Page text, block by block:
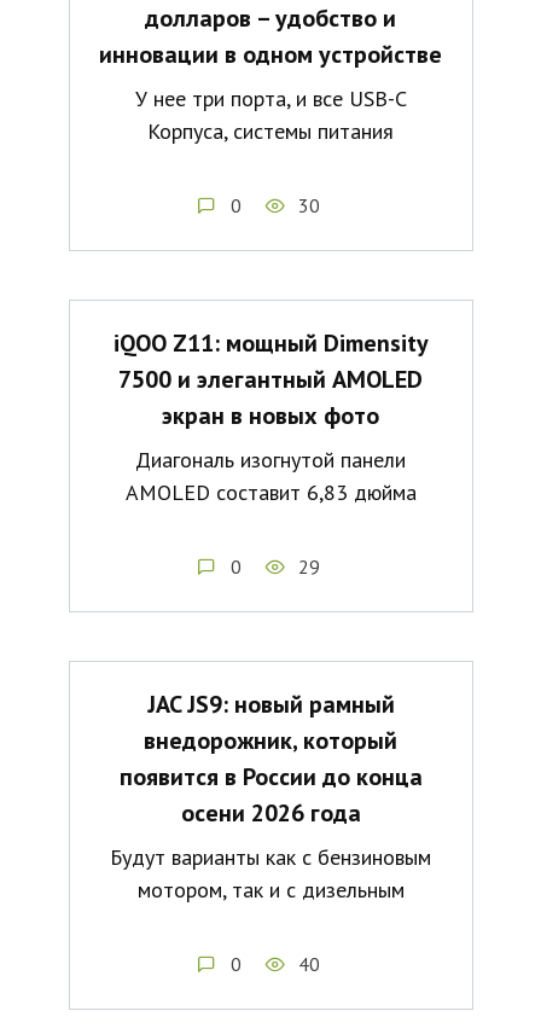
долларов – удобство и
инновации в одном устройстве
У нее три порта, и все USB-C
Корпуса, системы питания
0 30
iQOO Z11: мощный Dimensity
7500 и элегантный AMOLED
экран в новых фото
Диагональ изогнутой панели
AMOLED составит 6,83 дюйма
0 29
JAC JS9: новый рамный
внедорожник, который
появится в России до конца
осени 2026 года
Будут варианты как с бензиновым
мотором, так и с дизельным
0 40